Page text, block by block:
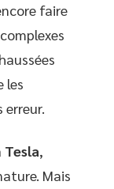
faire
les
Tesla,
Mais